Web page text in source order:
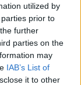
utilized by
prior to
further
parties on the
may
IAB’s List of
it to other
Εύη